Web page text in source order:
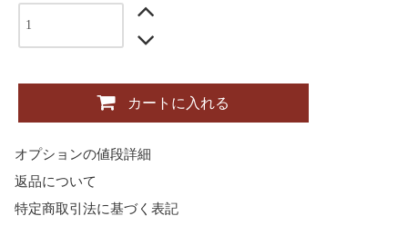
カートに入れる
オプションの値段詳細
返品について
特定商取引法に基づく表記